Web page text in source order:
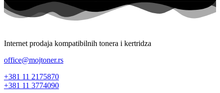
Internet prodaja kompatibilnih tonera i kertridza
office@mojtoner.rs
+381 11 2175870
+381 11 3774090